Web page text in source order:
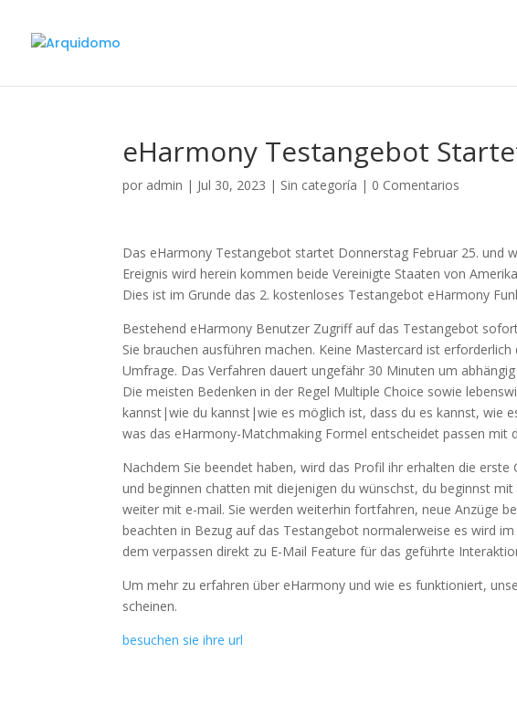
eHarmony Testangebot
por admin | Jul 30, 2023 | Sin categoría | 0 Comentarios
Das eHarmony Testangebot startet Donnerstag Februar 25. und
Ereignis wird herein kommen beide Vereinigte Staaten von
Dies ist im Grunde das 2. kostenloses Testangebot eHarmony
Bestehend eHarmony Benutzer Zugriff auf das Testangebot
Sie brauchen ausführen machen. Keine Mastercard ist
Umfrage. Das Verfahren dauert ungefähr 30 Minuten um
Die meisten Bedenken in der Regel Multiple Choice sowie
kannst|wie du kannst|wie es möglich ist, dass du es kannst, wie
was das eHarmony-Matchmaking Formel entscheidet passen mit
Nachdem Sie beendet haben, wird das Profil ihr erhalten die
und beginnen chatten mit diejenigen du wünschst, du beginnst
weiter mit e-mail. Sie werden weiterhin fortfahren, neue Anzüge
beachten in Bezug auf das Testangebot normalerweise es wird
dem verpassen direkt zu E-Mail Feature für das geführte
Um mehr zu erfahren über eHarmony und wie es funktioniert,
scheinen.
besuchen sie ihre url